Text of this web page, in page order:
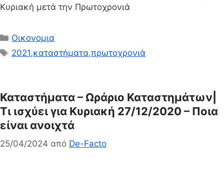
Κυριακή μετά την Πρωτοχρονιά
Κατηγορίες
Οικονομια
Ετικέτες
2021,καταστήματα,πρωτοχρονιά
Καταστήματα – Ωράριο Καταστημάτων|
Τι ισχύει για Κυριακή 27/12/2020 – Ποια
είναι ανοιχτά
25/04/2024 από De-Facto